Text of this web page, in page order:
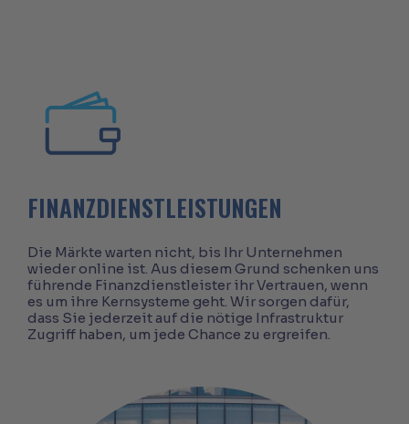
FINANZDIENSTLEISTUNGEN
Die Märkte warten nicht, bis Ihr Unternehmen
wieder online ist. Aus diesem Grund schenken uns
führende Finanzdienstleister ihr Vertrauen, wenn
es um ihre Kernsysteme geht. Wir sorgen dafür,
dass Sie jederzeit auf die nötige Infrastruktur
Zugriff haben, um jede Chance zu ergreifen.
Office buildings in the night in London, UK.